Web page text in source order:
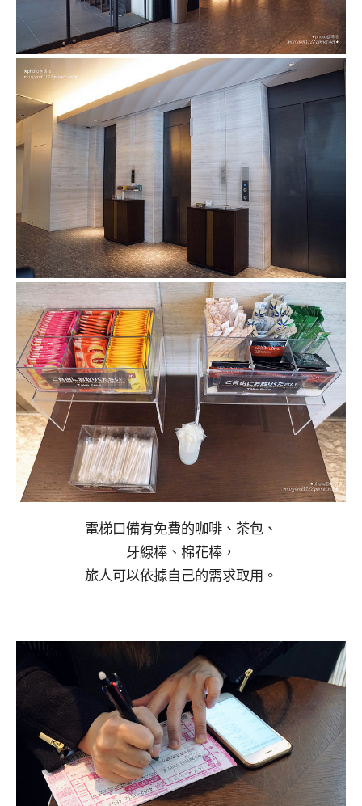
電梯口備有免費的咖啡、茶包、
牙線棒、棉花棒，
旅人可以依據自己的需求取用。